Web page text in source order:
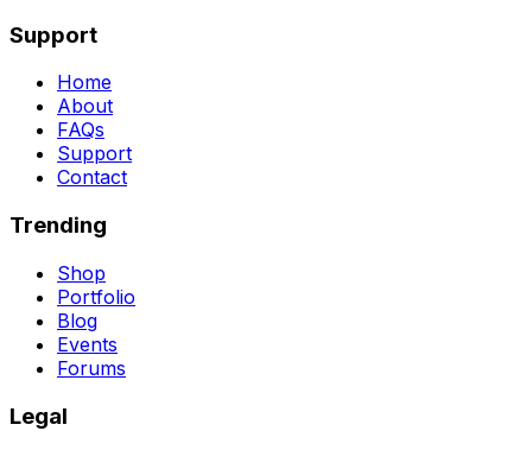
Support
Home
About
FAQs
Support
Contact
Trending
Shop
Portfolio
Blog
Events
Forums
Legal